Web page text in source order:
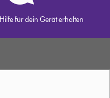
Hilfe für dein Gerät erhalten